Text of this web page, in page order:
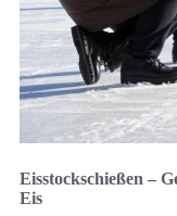
Eisstockschießen –
Eis